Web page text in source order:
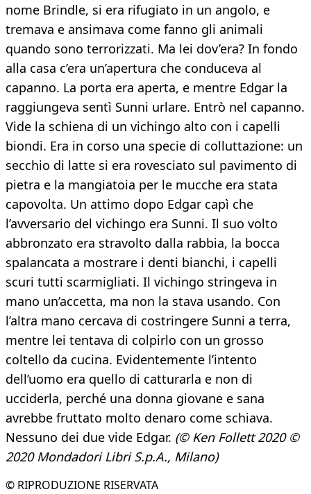
nome Brindle, si era rifugiato in un angolo, e
tremava e ansimava come fanno gli animali
quando sono terrorizzati. Ma lei dov’era? In fondo
alla casa c’era un’apertura che conduceva al
capanno. La porta era aperta, e mentre Edgar la
raggiungeva sentì Sunni urlare. Entrò nel capanno.
Vide la schiena di un vichingo alto con i capelli
biondi. Era in corso una specie di colluttazione: un
secchio di latte si era rovesciato sul pavimento di
pietra e la mangiatoia per le mucche era stata
capovolta. Un attimo dopo Edgar capì che
l’avversario del vichingo era Sunni. Il suo volto
abbronzato era stravolto dalla rabbia, la bocca
spalancata a mostrare i denti bianchi, i capelli
scuri tutti scarmigliati. Il vichingo stringeva in
mano un’accetta, ma non la stava usando. Con
l’altra mano cercava di costringere Sunni a terra,
mentre lei tentava di colpirlo con un grosso
coltello da cucina. Evidentemente l’intento
dell’uomo era quello di catturarla e non di
ucciderla, perché una donna giovane e sana
avrebbe fruttato molto denaro come schiava.
Nessuno dei due vide Edgar. (© Ken Follett 2020 ©
2020 Mondadori Libri S.p.A., Milano)
© RIPRODUZIONE RISERVATA